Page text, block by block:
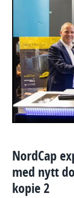
NordCap
med nytt
kopie 2